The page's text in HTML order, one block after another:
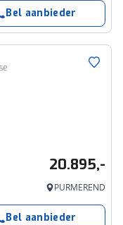
Bel aanbieder
20.895,-
PURMEREND
Bel aanbieder